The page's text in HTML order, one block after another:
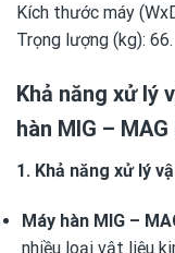
Kích thước máy
Trọng lượng (kg): 66.
Khả năng xử lý
hàn MIG – MAG
1. Khả năng xử lý
Máy hàn MIG –
nhiều loại vật liệu